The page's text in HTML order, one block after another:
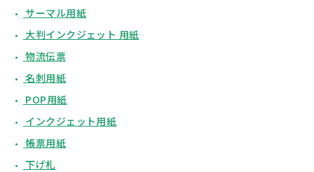
サーマル用紙
大判インクジェット 用紙
物流伝票
名刺用紙
POP用紙
インクジェット用紙
帳票用紙
下げ札